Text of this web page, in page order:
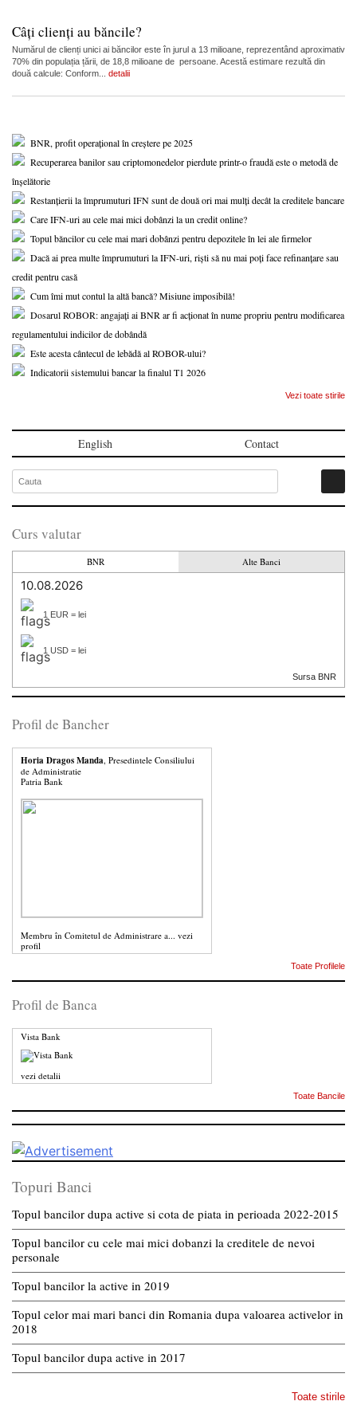
Câți clienți au băncile?
Numărul de clienți unici ai băncilor este în jurul a 13 milioane, reprezentând aproximativ
70% din populația țării, de 18,8 milioane de persoane. Acestă estimare rezultă din
două calcule: Conform... detalii
BNR, profit operațional în creștere pe 2025
Recuperarea banilor sau criptomonedelor pierdute printr-o fraudă este o metodă de
înșelătorie
Restanțierii la împrumuturi IFN sunt de două ori mai mulți decât la creditele bancare
Care IFN-uri au cele mai mici dobânzi la un credit online?
Topul băncilor cu cele mai mari dobânzi pentru depozitele în lei ale firmelor
Dacă ai prea multe împrumuturi la IFN-uri, riști să nu mai poți face refinanțare sau
credit pentru casă
Cum îmi mut contul la altă bancă? Misiune imposibilă!
Dosarul ROBOR: angajați ai BNR ar fi acționat în nume propriu pentru modificarea
regulamentului indicilor de dobândă
Este acesta cântecul de lebădă al ROBOR-ului?
Indicatorii sistemului bancar la finalul T1 2026
Vezi toate stirile
English Contact
Curs valutar
BNR Alte Banci
10.08.2026
1 EUR = lei
1 USD = lei
Sursa BNR
Profil de Bancher
Horia Dragos Manda, Presedintele Consiliului
de Administratie
Patria Bank
Membru în Comitetul de Administrare a... vezi
profil
Toate Profilele
Profil de Banca
Vista Bank
vezi detalii
Toate Bancile
Topuri Banci
Topul bancilor dupa active si cota de piata in perioada 2022-2015
Topul bancilor cu cele mai mici dobanzi la creditele de nevoi
personale
Topul bancilor la active in 2019
Topul celor mai mari banci din Romania dupa valoarea activelor in
2018
Topul bancilor dupa active in 2017
Toate stirile